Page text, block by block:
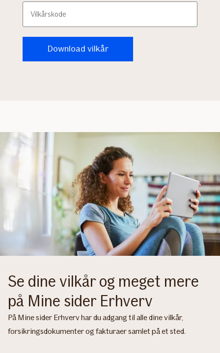
Download vilkår
Se dine vilkår og meget mere
på Mine sider Erhverv
På Mine sider Erhverv har du adgang til alle dine vilkår,
forsikringsdokumenter og fakturaer samlet på et sted.